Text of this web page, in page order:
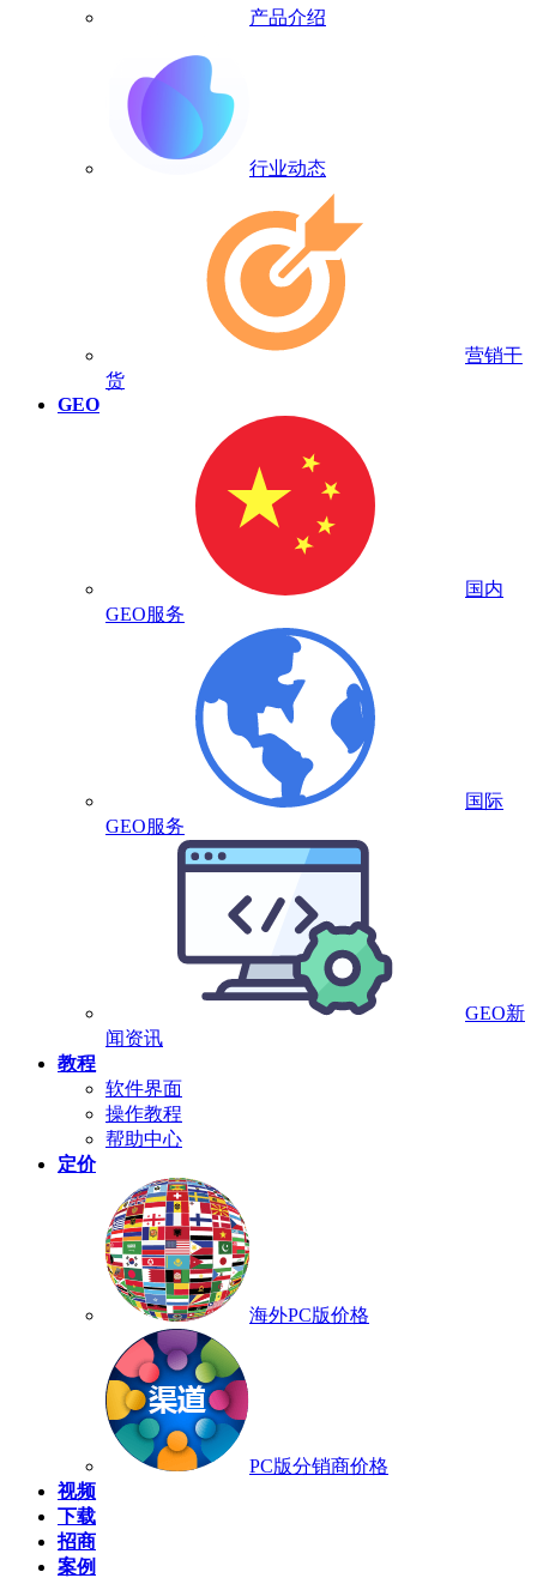
产品介绍
行业动态
营销干
货
GEO
国内
GEO服务
国际
GEO服务
GEO新
闻资讯
教程
软件界面
操作教程
帮助中心
定价
海外PC版价格
PC版分销商价格
视频
下载
招商
案例